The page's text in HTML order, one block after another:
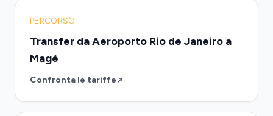
PERCORSO
Transfer da Aeroporto Rio de Janeiro a
Magé
Confronta le tariffe